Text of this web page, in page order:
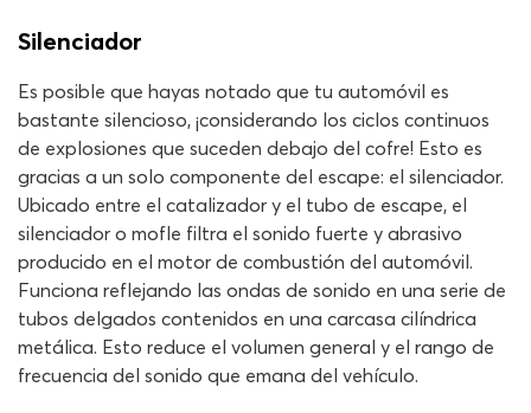
Silenciador
Es posible que hayas notado que tu automóvil es
bastante silencioso, ¡considerando los ciclos continuos
de explosiones que suceden debajo del cofre! Esto es
gracias a un solo componente del escape: el silenciador.
Ubicado entre el catalizador y el tubo de escape, el
silenciador o mofle filtra el sonido fuerte y abrasivo
producido en el motor de combustión del automóvil.
Funciona reflejando las ondas de sonido en una serie de
tubos delgados contenidos en una carcasa cilíndrica
metálica. Esto reduce el volumen general y el rango de
frecuencia del sonido que emana del vehículo.